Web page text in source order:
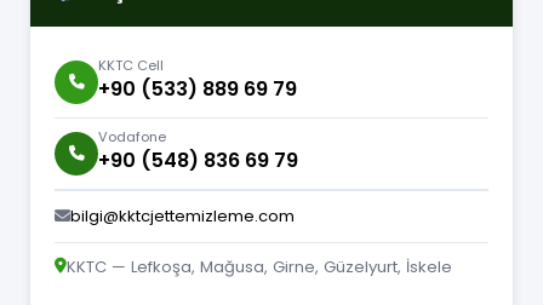
KKTC Cell
+90 (533) 889 69 79
Vodafone
+90 (548) 836 69 79
bilgi@kktcjettemizleme.com
KKTC — Lefkoşa, Mağusa, Girne, Güzelyurt, İskele